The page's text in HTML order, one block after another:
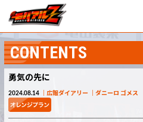
CONTENTS
勇気の先に
2024.08.14 広報ダイアリー ダニーロ ゴメス